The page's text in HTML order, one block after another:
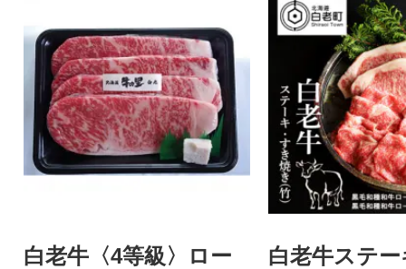
白老牛〈4等級〉ロー
白老牛ステ